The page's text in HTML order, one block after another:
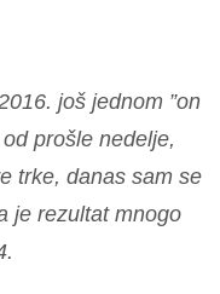
još jednom ”on
prošle nedelje,
trke, danas sam se
je rezultat mnogo